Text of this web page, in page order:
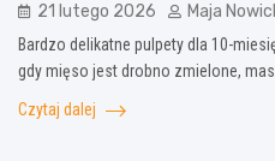
21 lutego 2026 Maja
Bardzo delikatne pulpety dla 10-
gdy mięso jest drobno zmielone,
Czytaj dalej